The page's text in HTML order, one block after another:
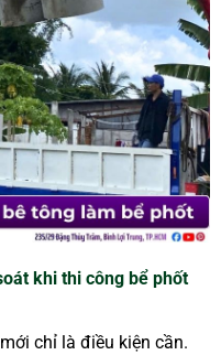
khi thi công bể phốt
chỉ là điều kiện cần.